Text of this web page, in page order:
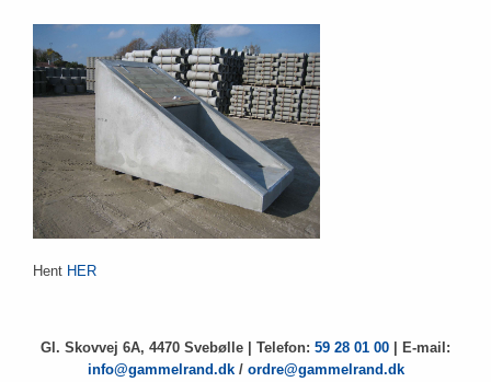
Hent HER
Gl. Skovvej 6A, 4470 Svebølle | Telefon: 59 28 01 00 | E-mail:
info@gammelrand.dk / ordre@gammelrand.dk